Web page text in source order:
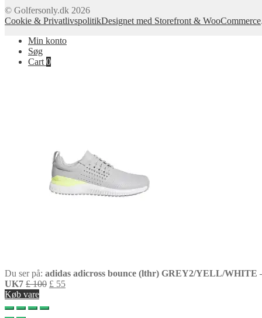
© Golfersonly.dk 2026
Cookie & PrivatlivspolitikDesignet med Storefront & WooCommerce
Min konto
Søg
Cart 0
Du ser på: adidas adicross bounce (lthr) GREY2/YELL/WHITE
UK7 £100 £ 55
Køb vare